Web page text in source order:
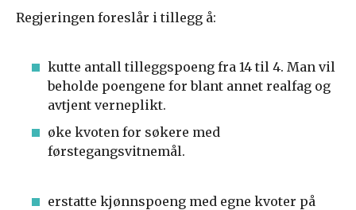
Regjeringen foreslår i tillegg å:
kutte antall tilleggspoeng fra 14 til 4. Man vil
beholde poengene for blant annet realfag og
avtjent verneplikt.
øke kvoten for søkere med
førstegangsvitnemål.
erstatte kjønnspoeng med egne kvoter på